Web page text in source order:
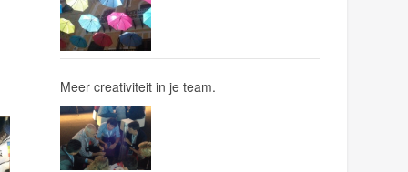
Meer creativiteit in je team.